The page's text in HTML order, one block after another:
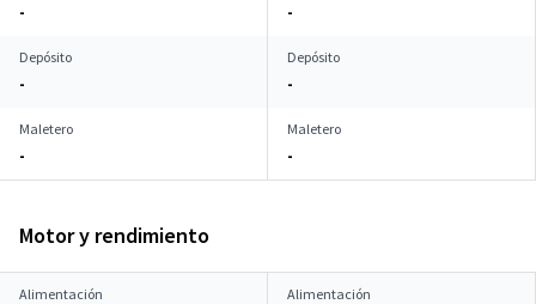
- -
Depósito
-
Depósito
-
Maletero
-
Maletero
-
Motor y rendimiento
Alimentación Alimentación